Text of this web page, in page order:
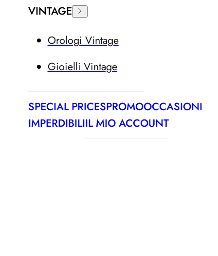
VINTAGE
Orologi Vintage
Gioielli Vintage
SPECIAL PRICESPROMOOCCASIONI
IMPERDIBILIIL MIO ACCOUNT